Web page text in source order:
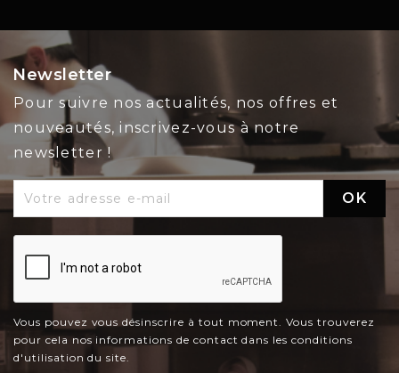
Newsletter
Pour suivre nos actualités, nos offres et
nouveautés, inscrivez-vous à notre
newsletter !
Vous pouvez vous désinscrire à tout moment. Vous trouverez
pour cela nos informations de contact dans les conditions
d'utilisation du site.